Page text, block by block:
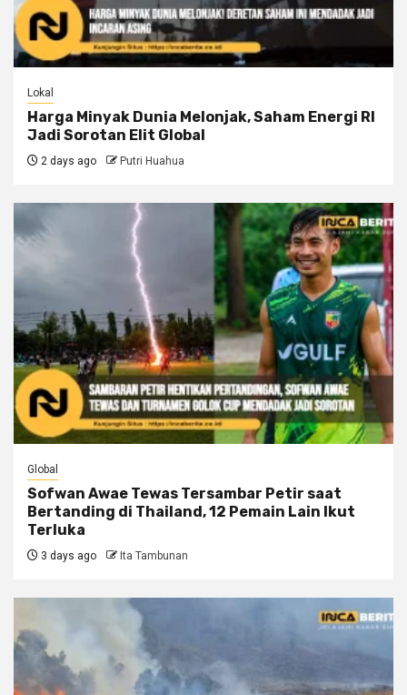
Lokal
Harga Minyak Dunia Melonjak, Saham Energi RI
Jadi Sorotan Elit Global
2 days ago Putri Huahua
Global
Sofwan Awae Tewas Tersambar Petir saat
Bertanding di Thailand, 12 Pemain Lain Ikut
Terluka
3 days ago Ita Tambunan